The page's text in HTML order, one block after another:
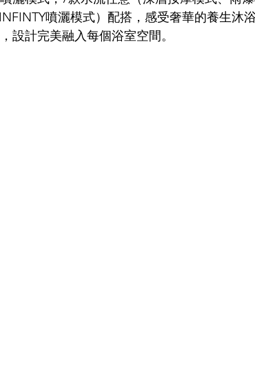
噴灑模式）配搭，感受奢華的養生沐
設計完美融入每個浴室空間。